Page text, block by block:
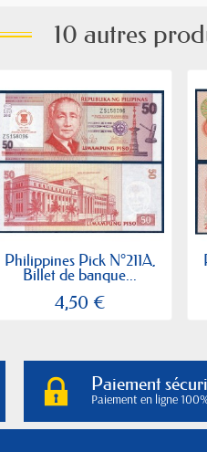
10 autres
Philippines Pick N°211A,
Billet de banque...
4,50 €
Paiement
Paiement en ligne